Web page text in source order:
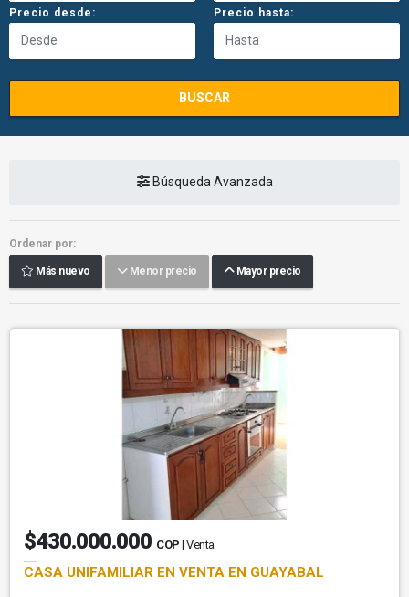
Precio desde: Precio hasta:
BUSCAR
Búsqueda Avanzada
Ordenar por:
Más nuevo Menor precio Mayor precio
$430.000.000 COP | Venta
CASA UNIFAMILIAR EN VENTA EN GUAYABAL